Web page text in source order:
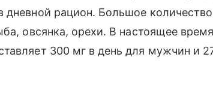
дневной рацион. Большое
овсянка, орехи. В настоящее
300 мг в день для мужчин и